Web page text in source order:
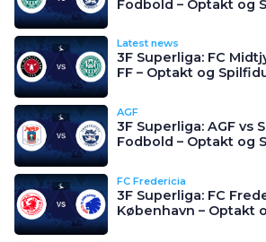
Fodbold – Optakt og
Latest news
3F Superliga: FC
FF – Optakt og
AGF
3F Superliga: AGF vs
Fodbold – Optakt og
FC Fredericia
3F Superliga: FC
København – Optakt